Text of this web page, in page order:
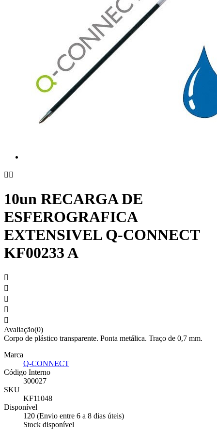
 
10un RECARGA DE
ESFEROGRAFICA
EXTENSIVEL Q-CONNECT
KF00233 A





Avaliação(0)
Corpo de plástico transparente. Ponta metálica. Traço de 0,7 mm.
Marca
Q-CONNECT
Código Interno
300027
SKU
KF11048
Disponível
120 (Envio entre 6 a 8 dias úteis)
Stock disponível